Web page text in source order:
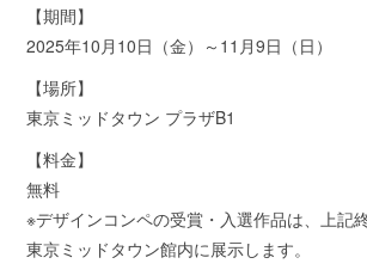
【期間】
2025年10月10日（金）～11月9日（日）
【場所】
東京ミッドタウン プラザB1
【料金】
無料
※デザインコンペの受賞・入選作品は、上記
東京ミッドタウン館内に展示します。